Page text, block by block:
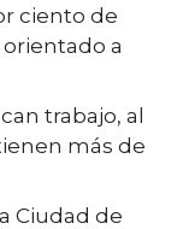
ciento de
a
trabajo, al
más de
Ciudad de